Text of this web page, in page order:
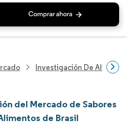
Investigación De
del Mercado de Sabores
de Brasil